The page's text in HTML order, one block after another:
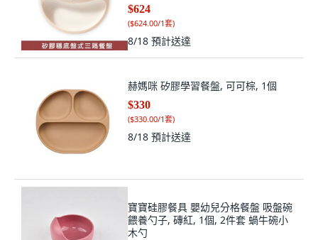
$624
($624.00/1套)
8/18 預計送達
赫媽咪 矽膠學習餐盤, 可可棕, 1個
$330
($330.00/1套)
8/18 預計送達
寶寶硅膠餐具 嬰幼兒分格餐盤 吸盤碗
餵養勺子, 磚紅, 1個, 2件套 蝸牛碗小
木勺